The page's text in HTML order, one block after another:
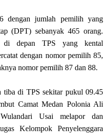
dengan jumlah pemilih yang
(DPT) sebanyak 465 orang.
di depan TPS yang kental
dengan nomor pemilih 85,
nomor pemilih 87 dan 88.
tiba di TPS sekitar pukul 09.45
Camat Medan Polonia Ali
Usai melapor dan
Kelompok Penyelenggara